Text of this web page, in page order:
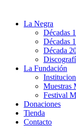
La Negra
Décadas
Décadas
Década
La Fundación
Muestras
Festival
Donaciones
Tienda
Contacto